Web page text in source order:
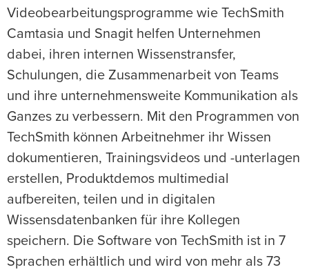
Videobearbeitungsprogramme wie TechSmith
Camtasia und Snagit helfen Unternehmen
dabei, ihren internen Wissenstransfer,
Schulungen, die Zusammenarbeit von Teams
und ihre unternehmensweite Kommunikation als
Ganzes zu verbessern. Mit den Programmen von
TechSmith können Arbeitnehmer ihr Wissen
dokumentieren, Trainingsvideos und -unterlagen
erstellen, Produktdemos multimedial
aufbereiten, teilen und in digitalen
Wissensdatenbanken für ihre Kollegen
speichern. Die Software von TechSmith ist in 7
Sprachen erhältlich und wird von mehr als 73